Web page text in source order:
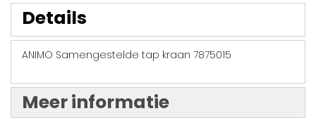
Details
ANIMO Samengestelde tap kraan 7875015
Meer informatie